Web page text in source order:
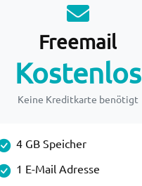
Freemail
Kostenlos
Keine Kreditkarte benötigt
4 GB Speicher
1 E-Mail Adresse